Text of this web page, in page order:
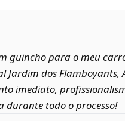
guincho para o meu
Jardim dos Flamboyants,
imediato,
durante todo o processo!